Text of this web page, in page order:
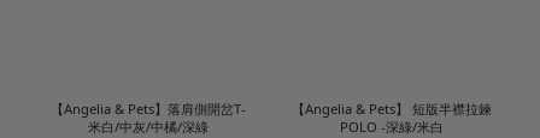
【Angelia & Pets】落肩側開岔T-
米白/中灰/中橘/深綠
【Angelia & Pets】 短版半襟拉鍊
POLO -深綠/米白